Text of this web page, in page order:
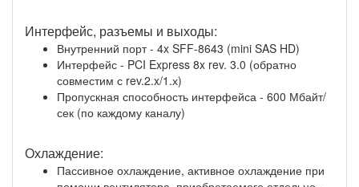
Интерфейс, разъемы и выходы:
Внутренний порт - 4x SFF-8643 (mini SAS HD)
Интерфейс - PCI Express 8x rev. 3.0 (обратно
совместим с rev.2.x/1.х)
Пропускная способность интерфейса - 600 Мбайт/
сек (по каждому каналу)
Охлаждение:
Пассивное охлаждение, активное охлаждение при